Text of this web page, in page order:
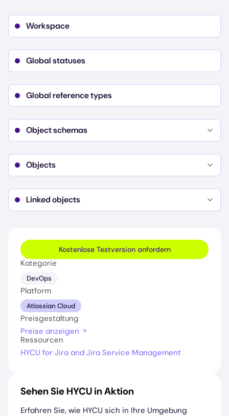
Workspace
Global statuses
Global reference types
Object schemas
Blank templates
Object schema statuses
Object schema reference types
Object schema general configurations
Object types (all levels of hierarchies and
Attributes (own and inherited)
Default types
Attribute properties
Cardinality
Objects
Object attributes
Object activity comments
Linked objects
Kostenlose Testversion anfordern
Kategorie
DevOps
Platform
Atlassian Cloud
Preisgestaltung
Preise anzeigen
Ressourcen
HYCU for Jira and Jira Service Management
Sehen Sie HYCU in Aktion
Erfahren Sie, wie HYCU sich in Ihre Umgebung